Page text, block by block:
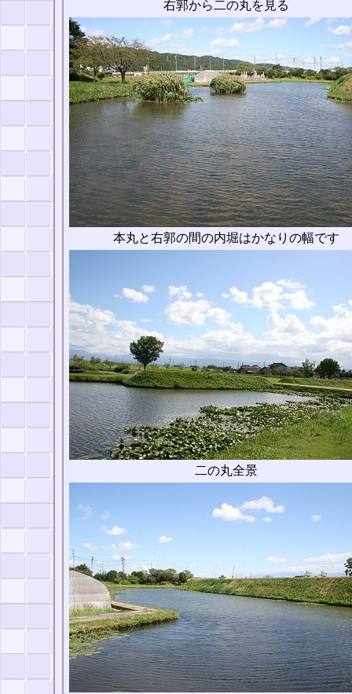
右郭から二の丸を見る
本丸と右郭の間の内堀はかなりの幅です
二の丸全景